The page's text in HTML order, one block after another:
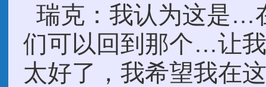
瑞克：我认为这是…
们可以回到那个…让
太好了，我希望我在